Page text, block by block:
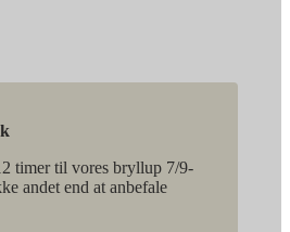
timer til vores bryllup 7/9-
andet end at anbefale